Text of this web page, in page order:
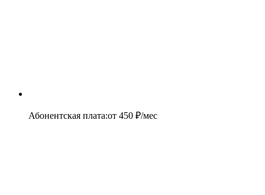
Абонентская плата:от 450 ₽/мес